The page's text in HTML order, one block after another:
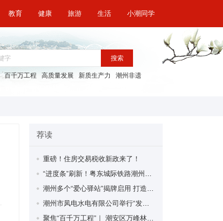
教育 健康 旅游 生活 小潮同学
搜索
百千万工程 高质量发展 新质生产力 潮州非遗
荐读
重磅！住房交易税收新政来了！